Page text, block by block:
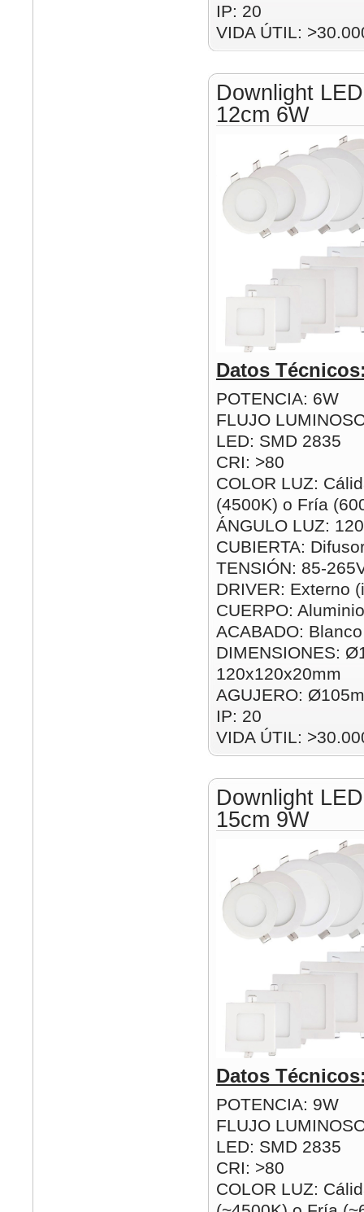
IP: 20
VIDA ÚTIL:
Downlight
12cm 6W
Datos
POTENCIA: 6W
FLUJO
LED: SMD 2835
CRI: >80
COLOR LUZ:
(4500K) o Fría
ÁNGULO LUZ:
CUBIERTA:
TENSIÓN: 85-
DRIVER: Externo
CUERPO: Aluminio
ACABADO: Blanco
DIMENSIONES:
120x120x20mm
AGUJERO:
IP: 20
VIDA ÚTIL:
Downlight
15cm 9W
Datos
POTENCIA: 9W
FLUJO
LED: SMD 2835
CRI: >80
COLOR LUZ: